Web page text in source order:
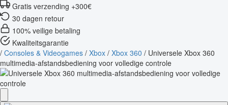
Gratis verzending +300€
30 dagen retour
100% veilige betaling
Kwaliteitsgarantie
/ Consoles & Videogames / Xbox / Xbox 360 / Universele Xbox 360
multimedia-afstandsbediening voor volledige controle